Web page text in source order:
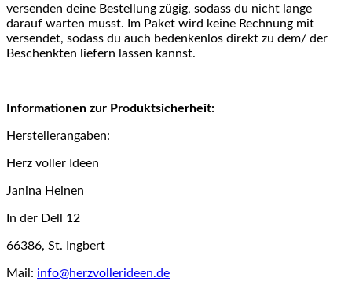
versenden deine Bestellung zügig, sodass du nicht lange
darauf warten musst. Im Paket wird keine Rechnung mit
versendet, sodass du auch bedenkenlos direkt zu dem/ der
Beschenkten liefern lassen kannst.
Informationen zur Produktsicherheit:
Herstellerangaben:
Herz voller Ideen
Janina Heinen
In der Dell 12
66386, St. Ingbert
Mail: info@herzvollerideen.de